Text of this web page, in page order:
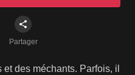
Partager
des méchants. Parfois, il